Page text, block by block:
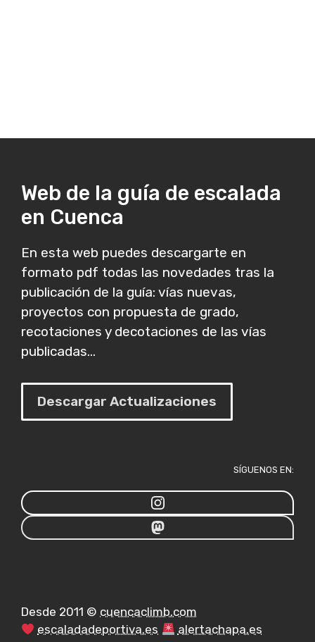
Web de la guía de escalada
en Cuenca
En esta web puedes descargarte en
formato pdf todas las novedades tras la
publicación de la guía: vías nuevas,
proyectos con propuesta de grado,
recotaciones y decotaciones de las vías
publicadas...
Descargar Actualizaciones
SÍGUENOS EN:
Desde 2011 © cuencaclimb.com
escaladadeportiva.es
alertachapa.es